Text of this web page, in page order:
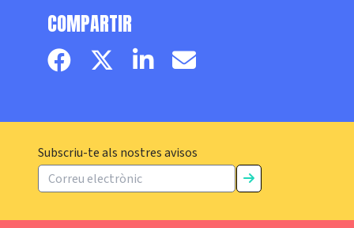
COMPARTIR
Facebook pageTwitter page
LinkedinEmail
Subscriu-te als nostres avisos